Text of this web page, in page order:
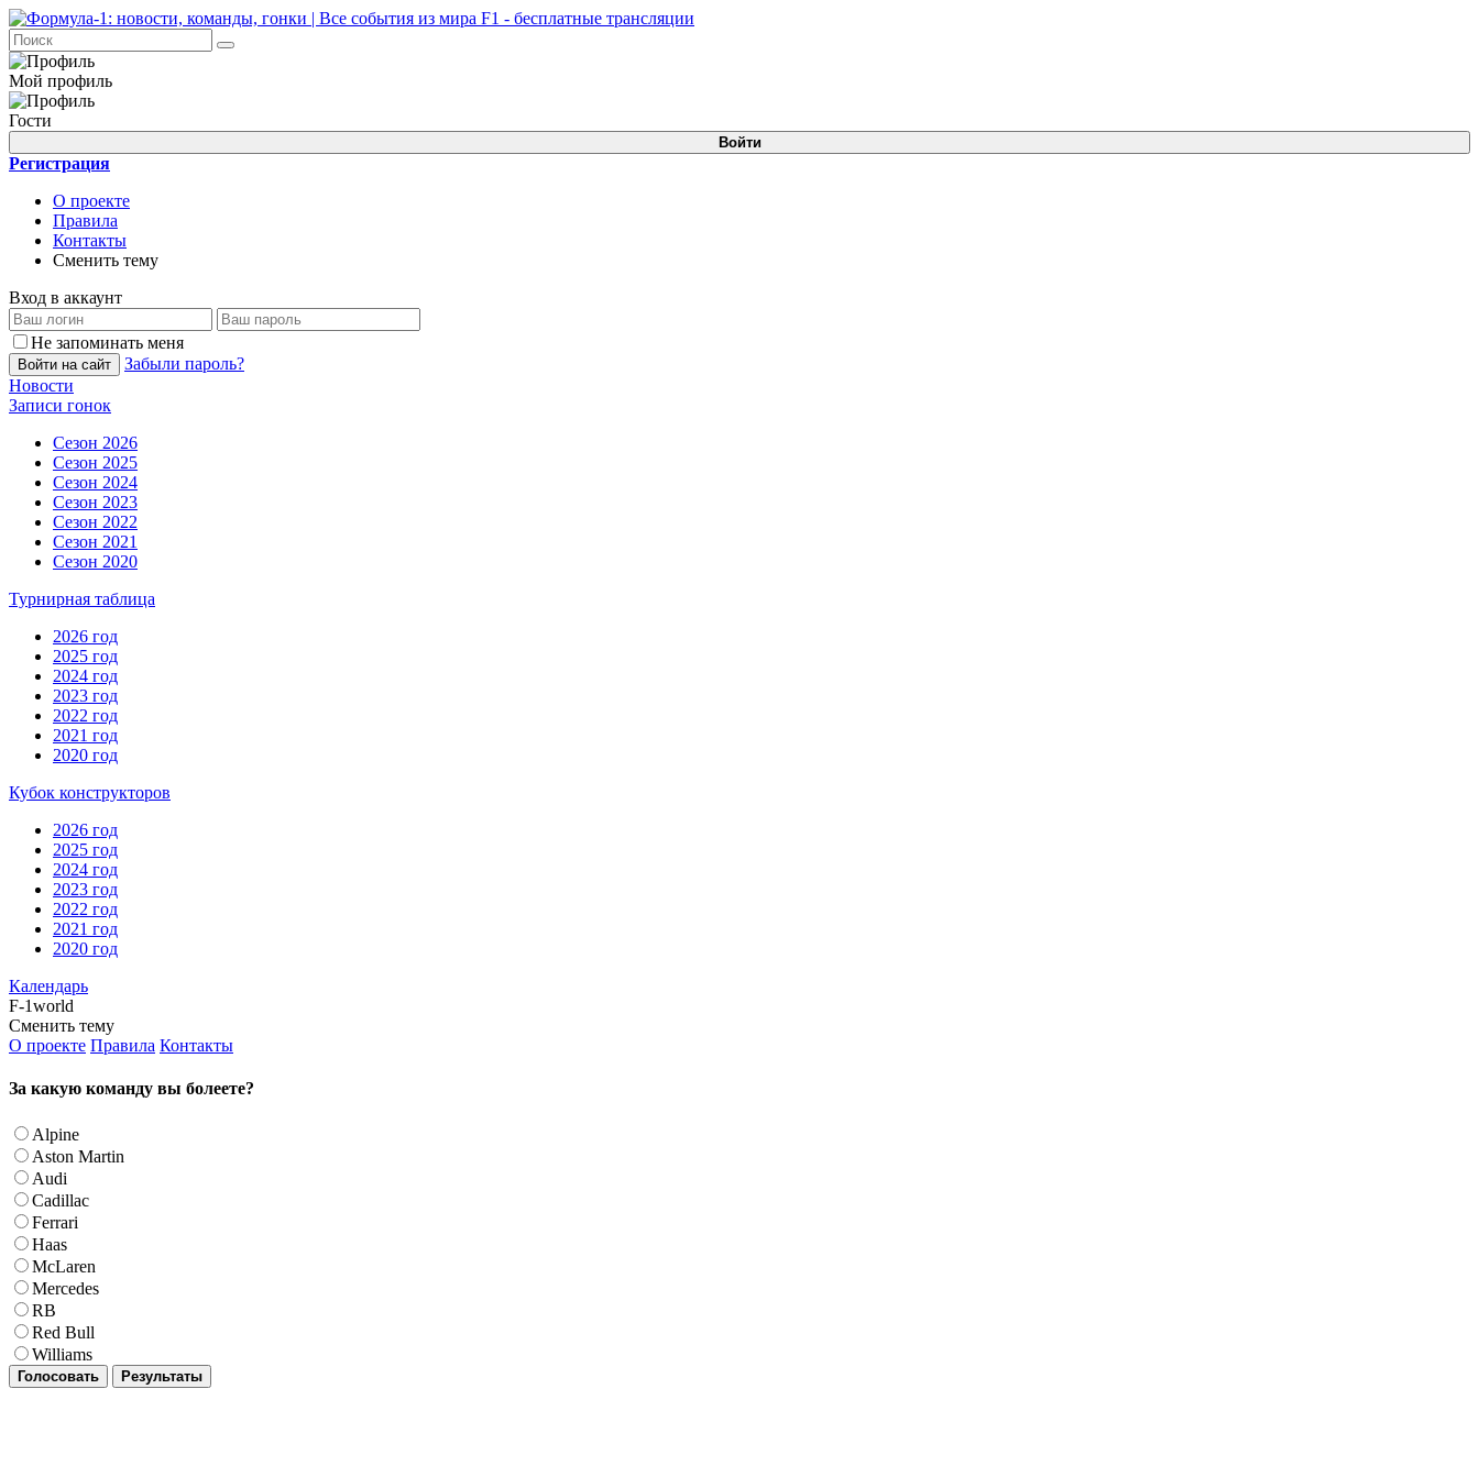
Мой профиль
Гости
Войти
Регистрация
О проекте
Правила
Контакты
Сменить тему
Вход в аккаунт
Не запоминать меня
Войти на сайт
Забыли пароль?
Новости
Записи гонок
Сезон 2026
Сезон 2025
Сезон 2024
Сезон 2023
Сезон 2022
Сезон 2021
Сезон 2020
Турнирная таблица
2026 год
2025 год
2024 год
2023 год
2022 год
2021 год
2020 год
Кубок конструкторов
2026 год
2025 год
2024 год
2023 год
2022 год
2021 год
2020 год
Календарь
F-1world
Сменить тему
О проекте Правила Контакты
За какую команду вы болеете?
Alpine
Aston Martin
Audi
Cadillac
Ferrari
Haas
McLaren
Mercedes
RB
Red Bull
Williams
Голосовать Результаты